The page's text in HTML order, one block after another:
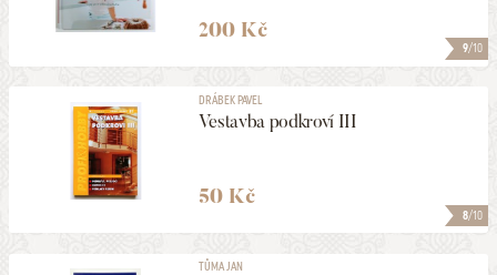
9/10
200 Kč
8/10
DRÁBEK PAVEL
Vestavba podkroví III
50 Kč
TŮMA JAN